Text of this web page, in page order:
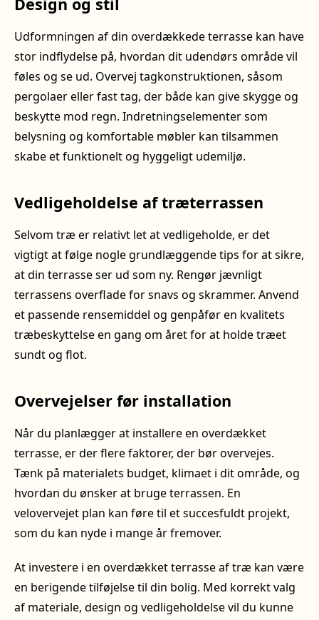
Udformningen af din overdækkede terrasse kan have
stor indflydelse på, hvordan dit udendørs område vil
føles og se ud. Overvej tagkonstruktionen, såsom
pergolaer eller fast tag, der både kan give skygge og
beskytte mod regn. Indretningselementer som
belysning og komfortable møbler kan tilsammen
skabe et funktionelt og hyggeligt udemiljø.
Vedligeholdelse af træterrassen
Selvom træ er relativt let at vedligeholde, er det
vigtigt at følge nogle grundlæggende tips for at sikre,
at din terrasse ser ud som ny. Rengør jævnligt
terrassens overflade for snavs og skrammer. Anvend
et passende rensemiddel og genpåfør en kvalitets
træbeskyttelse en gang om året for at holde træet
sundt og flot.
Overvejelser før installation
Når du planlægger at installere en overdækket
terrasse, er der flere faktorer, der bør overvejes.
Tænk på materialets budget, klimaet i dit område, og
hvordan du ønsker at bruge terrassen. En
velovervejet plan kan føre til et succesfuldt projekt,
som du kan nyde i mange år fremover.
At investere i en overdækket terrasse af træ kan være
en berigende tilføjelse til din bolig. Med korrekt valg
af materiale, design og vedligeholdelse vil du kunne